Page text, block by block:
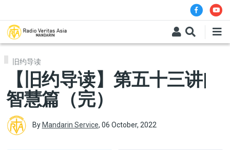
旧约导读
【旧约导读】第五十三讲|
智慧篇（完）
By Mandarin Service, 06 October, 2022